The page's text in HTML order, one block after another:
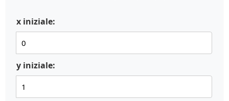
x iniziale:
y iniziale: